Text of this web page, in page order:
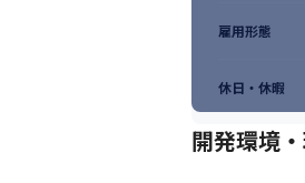
雇用形態
休日・休暇
開発環境